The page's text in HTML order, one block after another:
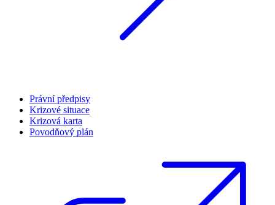
Právní předpisy
Krizové situace
Krizová karta
Povodňový plán